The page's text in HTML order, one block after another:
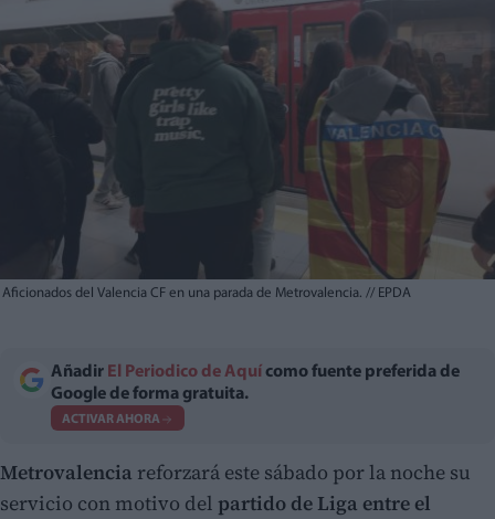
Aficionados del Valencia CF en una parada de Metrovalencia. // EPDA
Añadir El Periodico de Aquí como fuente preferida de
Google de forma gratuita.
ACTIVAR AHORA
Metrovalencia reforzará este sábado por la noche su
servicio con motivo del partido de Liga entre el